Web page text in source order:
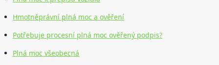
Hmotněprávní plná moc a ověření
Potřebuje procesní plná moc ověřený podpis?
Plná moc všeobecná